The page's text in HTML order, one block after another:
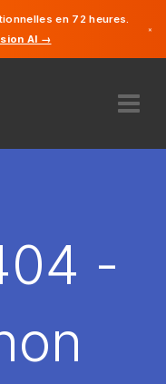
en 72 heures.
AI →
×
-